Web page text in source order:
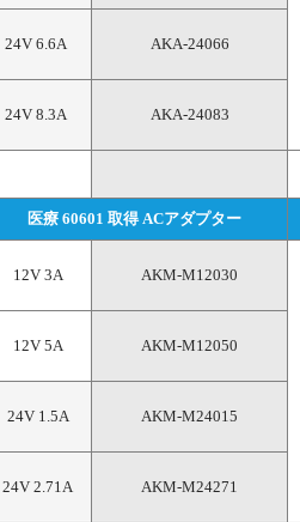
24V 6.6A AKA-24066
24V 8.3A AKA-24083
医療 60601 取得 ACアダプター
12V 3A AKM-M12030
12V 5A AKM-M12050
24V 1.5A AKM-M24015
24V 2.71A AKM-M24271